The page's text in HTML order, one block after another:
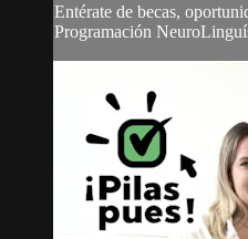
Entérate de becas,
Programación